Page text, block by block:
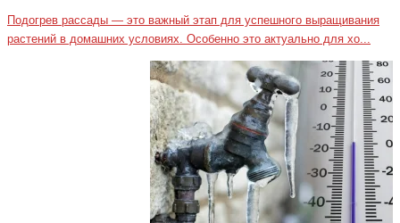
Подогрев рассады — это важный этап для успешного выращивания
растений в домашних условиях. Особенно это актуально для хо...